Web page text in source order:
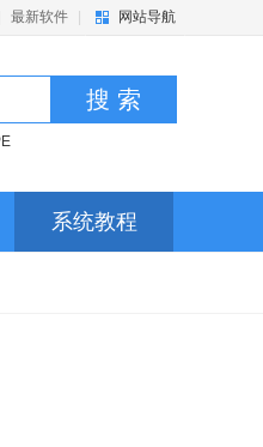
最新软件 网站导航
搜 索
系统教程